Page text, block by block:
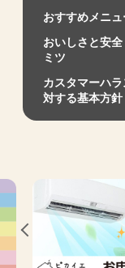
おすすめメニュ
おいしさと安
ミツ
カスタマーハ
対する基本方針